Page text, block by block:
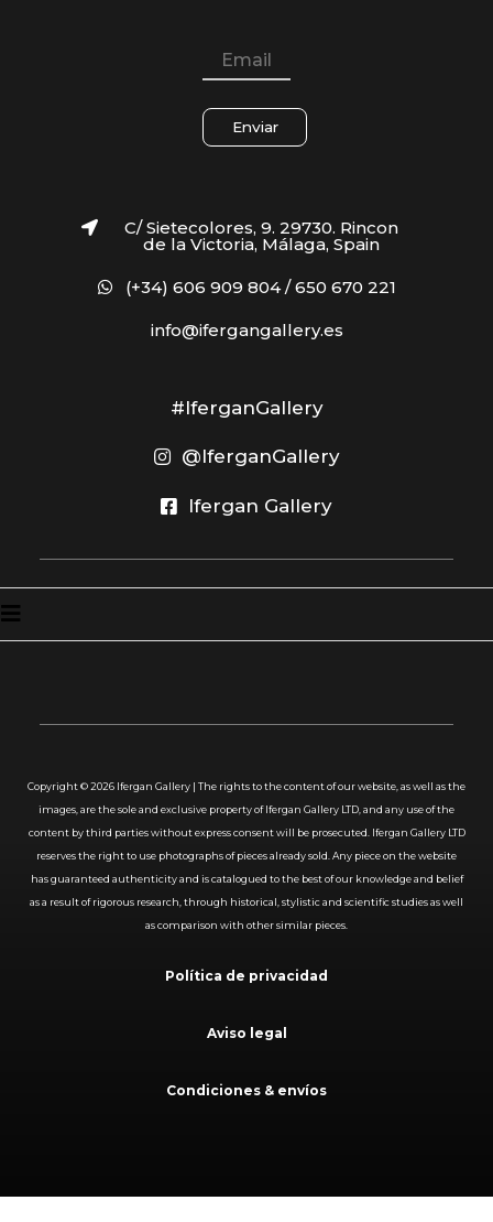
Enviar
C/ Sietecolores, 9. 29730. Rincon
de la Victoria, Málaga, Spain
(+34) 606 909 804 / 650 670 221
info@ifergangallery.es
#IferganGallery
@IferganGallery
Ifergan Gallery
Copyright ©2026 Ifergan Gallery | The rights to the content of our website, as well as the
images, are the sole and exclusive property of Ifergan Gallery LTD, and any use of the
content by third parties without express consent will be prosecuted. Ifergan Gallery LTD
reserves the right to use photographs of pieces already sold. Any piece on the website
has guaranteed authenticity and is catalogued to the best of our knowledge and belief
as a result of rigorous research, through historical, stylistic and scientific studies as well
as comparison with other similar pieces.
Política de privacidad
Aviso legal
Condiciones & envíos